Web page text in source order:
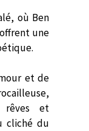
où Ben
une
et de
rêves et
cliché du